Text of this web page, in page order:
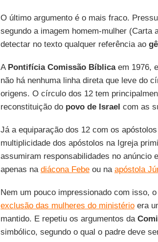
O último argumento é o mais fraco.
segundo a imagem homem-mulher
detectar no texto qualquer referência ao
A Pontifícia Comissão Bíblicaem 1976,
não há nenhuma linha direta que leve do
origens. O círculo dos 12 tem
reconstituição do povo de Israel com as
Já a equiparação dos 12 com os
multiplicidade dos apóstolos na Igreja
assumiram responsabilidades no anúncio
apenas na diácona Febeou na apóstola
Nem um pouco impressionado com isso, o
exclusão das mulheres do ministérioera
mantido. E repetiu os argumentos da
simbólico, segundo o qual o padre deve